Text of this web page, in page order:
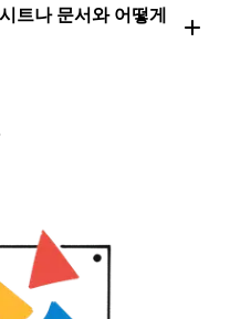
트나 문서와 어떻게